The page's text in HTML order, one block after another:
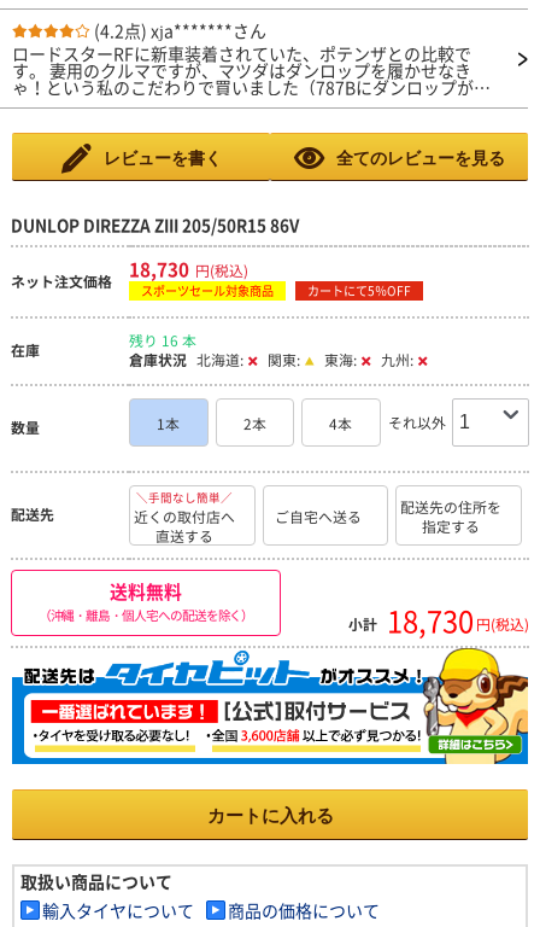
ほど状態（降雨量10mm/h）でも、ウエット時の運転をすれば
不安なくターンできる性能を発揮してくれます ■高速性能：特
に問題ありません ■静粛性：エンジン音にかき消されて、 出て
いるのか出ていないのか、全く気になりません ■燃費性能：ヨ
コハマ ブル―アース ＡＥ１ １４５／５５Ｒ１３と比較しても遜
色ありません ■ライフ・耐久性：競技専用としているので
回答できません
(4.2点) xja*******さん
ロードスターRFに新車装着されていた、ポテンザとの比較で
す。 妻用のクルマですが、マツダはダンロップを履かせなき
ゃ！という私のこだわりで買いました（787Bにダンロップが装
着されていたからです）。 クルマは、フロントにオートエグゼ
新車装着タイヤに亀裂が見つかり、約2万キロ走行で溝はまだ充
分残っていたのですが、念の為に交換。 マツダディーラーで作
業してもらい、店を出て最初の感想は、ロードノイズが大きくな
った、300キロ走行した今も印象変わらず。 田舎なので、峠道も
す。 燃費は変わりません。 妻（本来はスバリスト）は初運転後
に開口一番、ハンドルが重くなったと言っていましたが、今は慣
れたようです。 溝が少なめなので、雨が少々不安ですが、今の
ところ怖い思いはしていません。 乗り心地は良くなりました
が、これはポテンザが硬化していたからそう感じるだけかもしれ
ません。 以上、ご参考になれば幸いです。
レビューを書く 全てのレビューを見る
DUNLOP DIREZZA ZIII 205/50R15 86V
ネット注文価格 18,730 円(税込)
スポーツセール対象商品 カートにて5％OFF
在庫
残り 16 本
倉庫状況 北海道: 関東: 東海: 九州:
数量 1本 2本 4本 それ以外
配送先
＼手間なし簡単／
近くの取付店へ
直送する
ご自宅へ送る
配送先の住所を
指定する
送料無料
（沖縄・離島・個人宅への配送を除く） 小計 18,730 円(税込)
カートに入れる
取扱い商品について
輸入タイヤについて
商品の価格について